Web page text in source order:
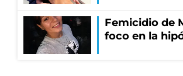
Femicidio de
foco en la